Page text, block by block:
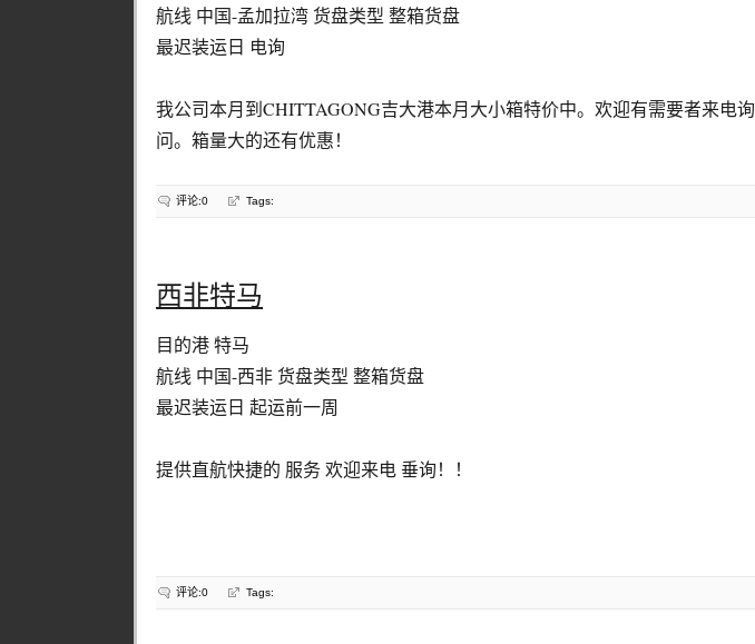
航线 中国-孟加拉湾 货盘类型 整箱货盘
最迟装运日 电询
我公司本月到CHITTAGONG吉大港本月大小箱特价中。欢迎有需要者来电询
问。箱量大的还有优惠！
评论:0 Tags:
西非特马
目的港 特马
航线 中国-西非 货盘类型 整箱货盘
最迟装运日 起运前一周
提供直航快捷的 服务 欢迎来电 垂询！！
评论:0 Tags: